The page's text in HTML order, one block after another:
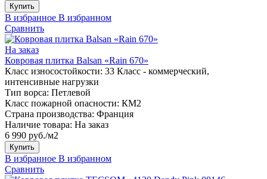
Купить
В избранное В избранном
Сравнить
На заказ
Ковровая плитка Balsan «Rain 670»
Класс износостойкости: 33 Класс - коммерческий,
интенсивные нагрузки
Тип ворса: Петлевой
Класс пожарной опасности: КМ2
Страна производства: Франция
Наличие товара: На заказ
6 990 руб./м2
Купить
В избранное В избранном
Сравнить